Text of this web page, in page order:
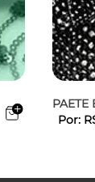
PAETE
Por: